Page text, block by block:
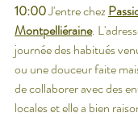
10:00 J'entre chez
Montpelliéraine.
journée des habitués
ou une douceur faite
de collaborer avec des
locales et elle a bien